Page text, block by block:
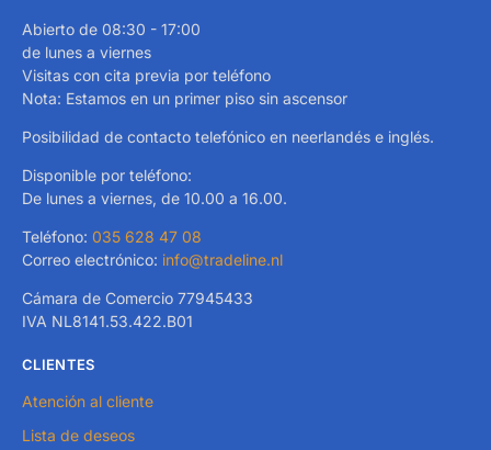
Abierto de 08:30 - 17:00
de lunes a viernes
Visitas con cita previa por teléfono
Nota: Estamos en un primer piso sin ascensor
Posibilidad de contacto telefónico en neerlandés e inglés.
Disponible por teléfono:
De lunes a viernes, de 10.00 a 16.00.
Teléfono: 035 628 47 08
Correo electrónico: info@tradeline.nl
Cámara de Comercio 77945433
IVA NL8141.53.422.B01
CLIENTES
Atención al cliente
Lista de deseos